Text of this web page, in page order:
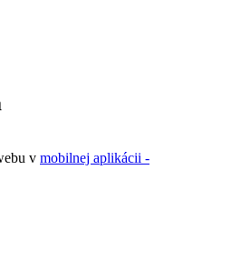
v mobilnej aplikácii -